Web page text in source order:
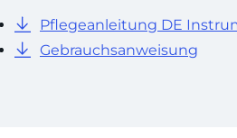
Pflegeanleitung DE
Gebrauchsanweisung